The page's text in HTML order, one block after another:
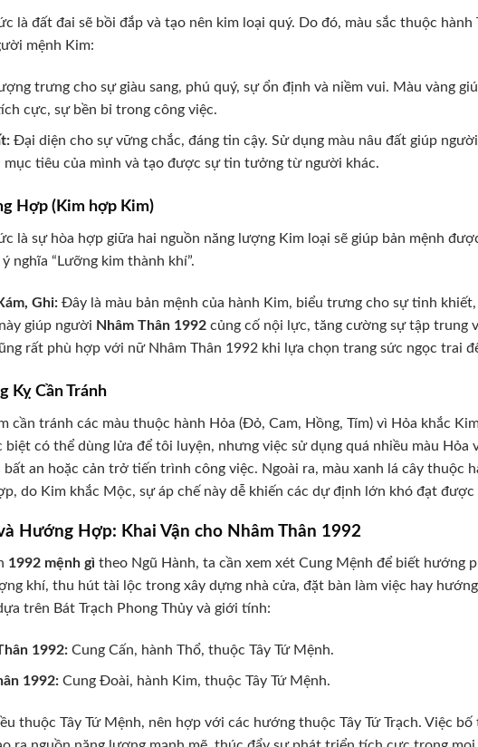
là đất đai sẽ bồi đắp và tạo nên kim loại quý. Do đó, màu sắc thuộc hành
mệnh Kim:
trưng cho sự giàu sang, phú quý, sự ổn định và niềm vui. Màu vàng
cực, sự bền bỉ trong công việc.
Đại diện cho sự vững chắc, đáng tin cậy. Sử dụng màu nâu đất giúp người
tiêu của mình và tạo được sự tin tưởng từ người khác.
Hợp (Kim hợp Kim)
là sự hòa hợp giữa hai nguồn năng lượng Kim loại sẽ giúp bản mệnh
nghĩa “Lưỡng kim thành khí”.
Ghi:Đây là màu bản mệnh của hành Kim, biểu trưng cho sự tinh
giúp người Nhâm Thân 1992củng cố nội lực, tăng cường sự tập trung
rất phù hợp với nữ Nhâm Thân 1992 khi lựa chọn trang sức ngọc trai
Kỵ Cần Tránh
cần tránh các màu thuộc hành Hỏa (Đỏ, Cam, Hồng, Tím) vì Hỏa khắc
biệt có thể dùng lửa để tôi luyện, nhưng việc sử dụng quá nhiều màu Hỏa
bất an hoặc cản trở tiến trình công việc. Ngoài ra, màu xanh lá cây thuộc
do Kim khắc Mộc, sự áp chế này dễ khiến các dự định lớn khó đạt
Hướng Hợp: Khai Vận cho Nhâm Thân 1992
1992 mệnh gì theo Ngũ Hành, ta cần xem xét Cung Mệnh để biết hướng
khí, thu hút tài lộc trong xây dựng nhà cửa, đặt bàn làm việc hay
trên Bát Trạch Phong Thủy và giới tính:
1992:Cung Cấn, hành Thổ, thuộc Tây Tứ Mệnh.
1992:Cung Đoài, hành Kim, thuộc Tây Tứ Mệnh.
thuộc Tây Tứ Mệnh, nên hợp với các hướng thuộc Tây Tứ Trạch. Việc